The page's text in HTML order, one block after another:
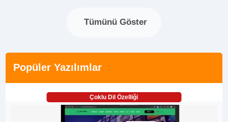
Tümünü Göster
Popüler Yazılımlar
Çoklu Dil Özelliği